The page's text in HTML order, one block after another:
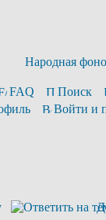
Народная
FAQ Поиск
Войти и